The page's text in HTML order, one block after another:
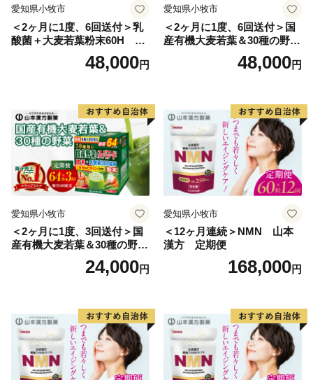
愛知県小牧市
＜2ヶ月に1度、6回送付＞乳
酸菌＋大麦若葉粉末60H 山
48,000円
愛知県小牧市
＜2ヶ月に1度、6回送付＞国
産有機大麦若葉＆30種の野
菜 山本漢方 定期便
48,000円
愛知県小牧市
＜2ヶ月に1度、3回送付＞国
産有機大麦若葉＆30種の野
菜 山本漢方 定期便
24,000円
愛知県小牧市
＜12ヶ月連続＞NMN 山本
漢方 定期便
168,000円